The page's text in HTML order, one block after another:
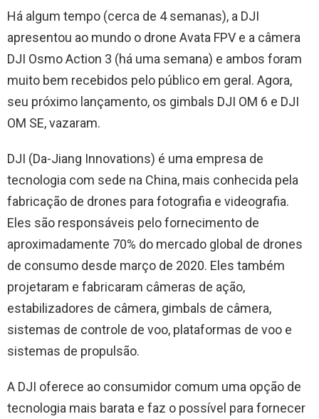
Há algum tempo (cerca de 4 semanas), a DJI
apresentou ao mundo o drone Avata FPV e a câmera
DJI Osmo Action 3 (há uma semana) e ambos foram
muito bem recebidos pelo público em geral. Agora,
seu próximo lançamento, os gimbals DJI OM 6 e DJI
OM SE, vazaram.
DJI (Da-Jiang Innovations) é uma empresa de
tecnologia com sede na China, mais conhecida pela
fabricação de drones para fotografia e videografia.
Eles são responsáveis ​​​​pelo fornecimento de
aproximadamente 70% do mercado global de drones
de consumo desde março de 2020. Eles também
projetaram e fabricaram câmeras de ação,
estabilizadores de câmera, gimbals de câmera,
sistemas de controle de voo, plataformas de voo e
sistemas de propulsão.
A DJI oferece ao consumidor comum uma opção de
tecnologia mais barata e faz o possível para fornecer